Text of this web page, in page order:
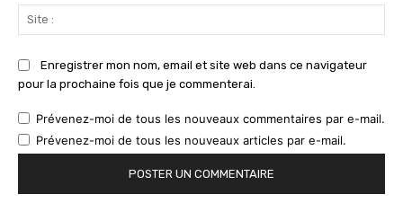
:
Enregistrer mon nom, email et site web dans ce navigateur
pour la prochaine fois que je commenterai.
Prévenez-moi de tous les nouveaux commentaires par e-mail.
Prévenez-moi de tous les nouveaux articles par e-mail.